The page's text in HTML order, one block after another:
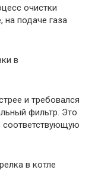
очистки
на подаче газа
в
и требовался
фильтр. Это
соответствующую
в котле